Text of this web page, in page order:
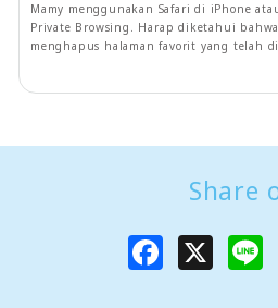
Mamy menggunakan Safari di iPhone
Private Browsing. Harap diketahui
menghapus halaman favorit yang telah
Share